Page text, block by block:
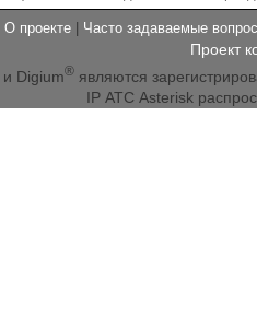
О проекте Часто задаваемые
Проект
и Digium® являются
IP АТС Asterisk